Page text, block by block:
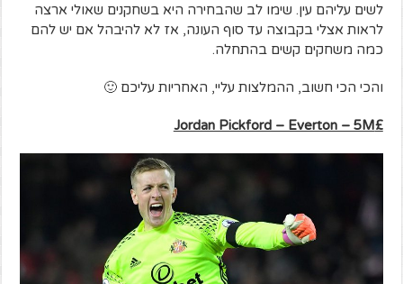
לשים עליהם עין. שימו לב שהבחירה היא בשחקנים שאולי ארצה
לראות אצלי בקבוצה עד סוף העונה, אז לא להיבהל אם יש להם
כמה משחקים קשים בהתחלה.
והכי הכי חשוב, ההמלצות עליי, האחריות עליכם 🙂
£
Jordan Pickford – Everton – 5M